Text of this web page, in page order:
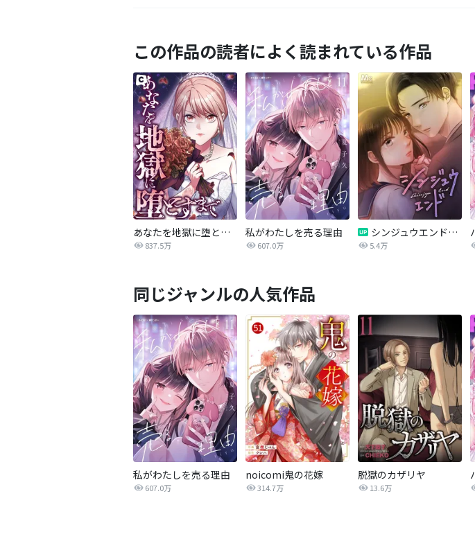
この作品の読者によく読まれている作品
あなたを地獄に堕とすまで
837.5万
私がわたしを売る理由
607.0万
シンジュウエンド【タテヨミ】
5.4万
同じジャンルの人気作品
私がわたしを売る理由
607.0万
noicomi鬼の花嫁
314.7万
脱獄のカザリヤ
13.6万